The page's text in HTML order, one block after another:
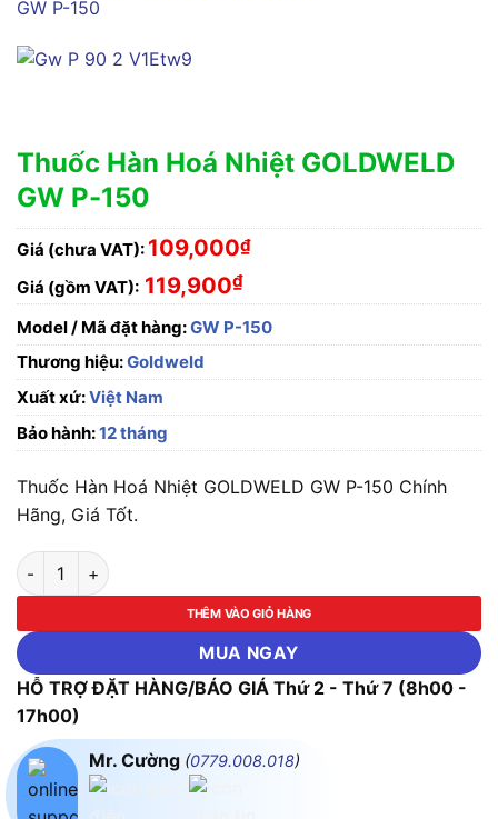
Thuốc Hàn Hoá Nhiệt GOLDWELD
GW P-150
Giá (chưa VAT): 109,000₫
Giá (gồm VAT): 119,900₫
Model / Mã đặt hàng:GW P-150
Thương hiệu:Goldweld
Xuất xứ:Việt Nam
Bảo hành:12 tháng
Thuốc Hàn Hoá Nhiệt GOLDWELD GW P-150 Chính
Hãng, Giá Tốt.
Thuốc Hàn Hoá Nhiệt GOLDWELD GW P-150 số lượng
THÊM VÀO GIỎ HÀNG
MUA NGAY
HỖ TRỢ ĐẶT HÀNG/BÁO GIÁ Thứ 2 - Thứ 7 (8h00 -
17h00)
Mr. Cường (0779.008.018)